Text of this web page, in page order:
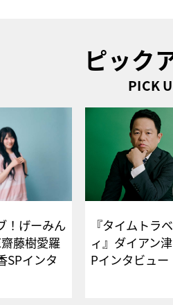
ピック
PICK
！げーみん
藤樹愛羅
SPインタ
『タイムトラ
ィ』ダイアン
Pインタ